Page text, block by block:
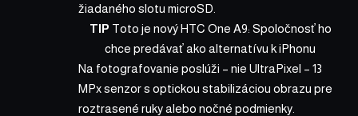
žiadaného slotu microSD.
TIP Toto je nový HTC One A9: Spoločnosť ho
chce predávať ako alternatívu k iPhonu
Na fotografovanie poslúži – nie UltraPixel – 13
MPx senzor s optickou stabilizáciou obrazu pre
roztrasené ruky alebo nočné podmienky.